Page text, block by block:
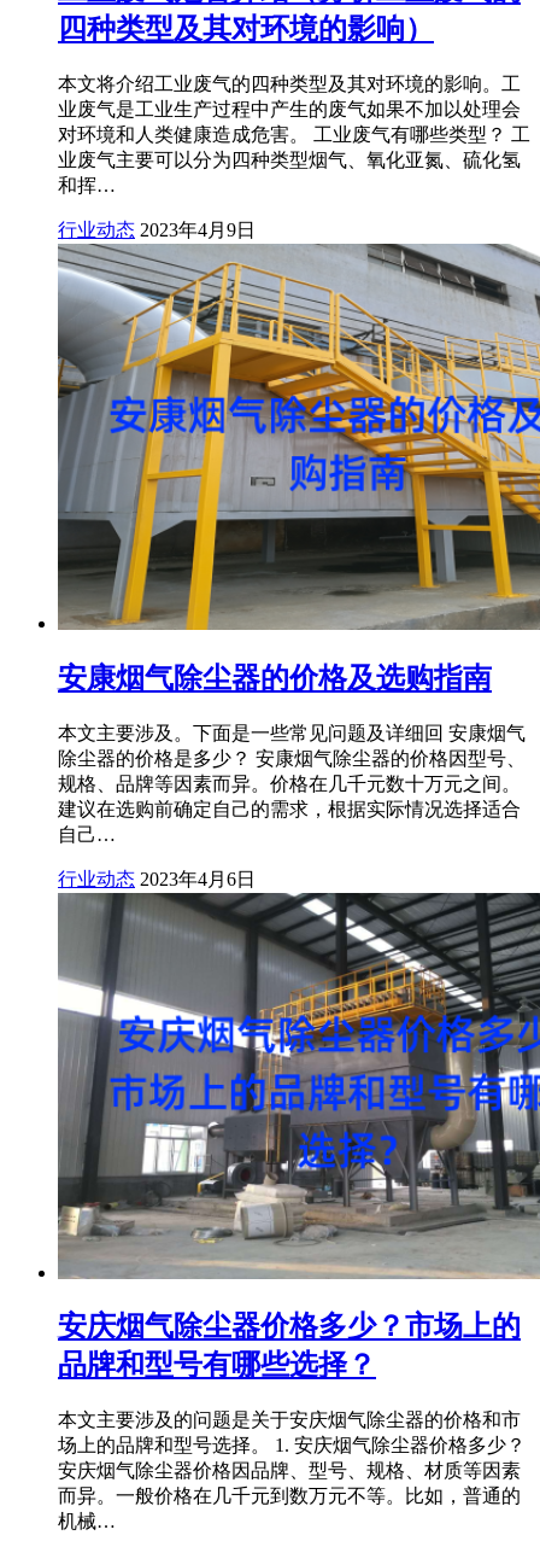
四种类型及其对环境的影响）
本文将介绍工业废气的四种类型及其对环境的影响。工
业废气是工业生产过程中产生的废气如果不加以处理会
对环境和人类健康造成危害。 工业废气有哪些类型？ 工
业废气主要可以分为四种类型烟气、氧化亚氮、硫化氢
和挥…
行业动态 2023年4月9日
安康烟气除尘器的价格及选购指南
本文主要涉及。下面是一些常见问题及详细回 安康烟气
除尘器的价格是多少？ 安康烟气除尘器的价格因型号、
规格、品牌等因素而异。价格在几千元数十万元之间。
建议在选购前确定自己的需求，根据实际情况选择适合
自己…
行业动态 2023年4月6日
安庆烟气除尘器价格多少？市场上的
品牌和型号有哪些选择？
本文主要涉及的问题是关于安庆烟气除尘器的价格和市
场上的品牌和型号选择。 1. 安庆烟气除尘器价格多少？
安庆烟气除尘器价格因品牌、型号、规格、材质等因素
而异。一般价格在几千元到数万元不等。比如，普通的
机械…